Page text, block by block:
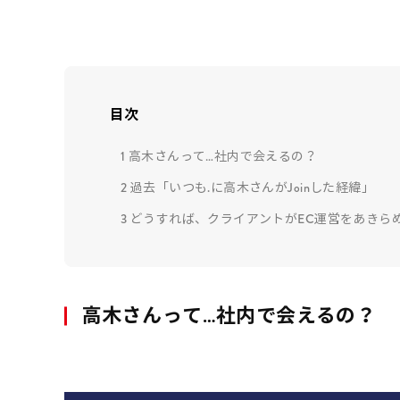
目次
1 高木さんって…社内で会えるの？
2 過去「いつも.に高木さんがJoinした経緯」
3 どうすれば、クライアントがEC運営をあきら
高木さんって…社内で会えるの？